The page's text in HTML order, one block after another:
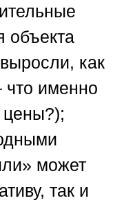
объекта
как
именно
может
так и